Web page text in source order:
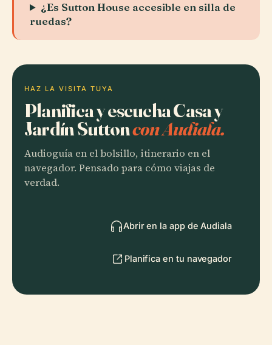
¿Es Sutton House accesible en silla de
ruedas?
HAZ LA VISITA TUYA
Planifica y escucha Casa y
Jardín Suttoncon Audiala.
Audioguía en el bolsillo, itinerario en el
navegador. Pensado para cómo viajas de
verdad.
Abrir en la app de Audiala
Planifica en tu navegador